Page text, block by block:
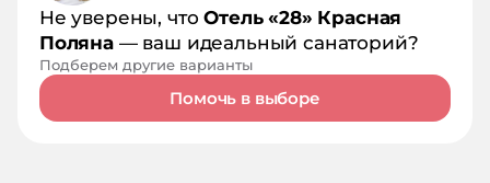
Не уверены, чтоОтель «28» Красная
Поляна— ваш идеальный санаторий?
Подберем другие варианты
Помочь в выборе